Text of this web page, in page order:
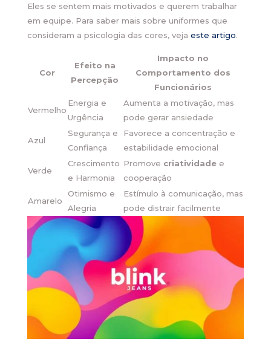
Eles se sentem mais motivados e querem trabalhar
em equipe. Para saber mais sobre uniformes que
consideram a psicologia das cores, veja este artigo.
Cor
Efeito na
Percepção
Impacto no
Comportamento dos
Funcionários
Vermelho
Energia e
Urgência
Aumenta a motivação, mas
pode gerar ansiedade
Azul
Segurança e
Confiança
Favorece a concentração e
estabilidade emocional
Verde
Crescimento
e Harmonia
Promove criatividadee
cooperação
Amarelo
Otimismo e
Alegria
Estímulo à comunicação, mas
pode distrair facilmente